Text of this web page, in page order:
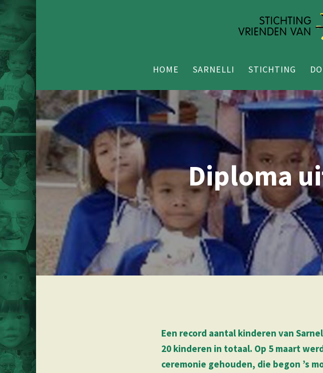
HOME SARNELLI STICHTING
Diploma
Een record aantal kinderen van
20 kinderen in totaal. Op 5 maart
ceremonie gehouden, die begon ’s